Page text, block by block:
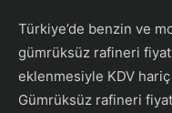
Türkiye’de benzin ve
gümrüksüz rafineri
eklenmesiyle KDV
Gümrüksüz rafineri